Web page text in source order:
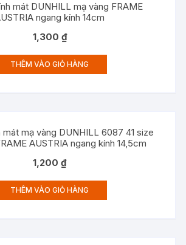
mát DUNHILL mạ vàng FRAME
ngang kính 14cm
1,300 ₫
THÊM VÀO GIỎ HÀNG
mát mạ vàng DUNHILL 6087 41 size
AUSTRIA ngang kính 14,5cm
1,200₫
THÊM VÀO GIỎ HÀNG